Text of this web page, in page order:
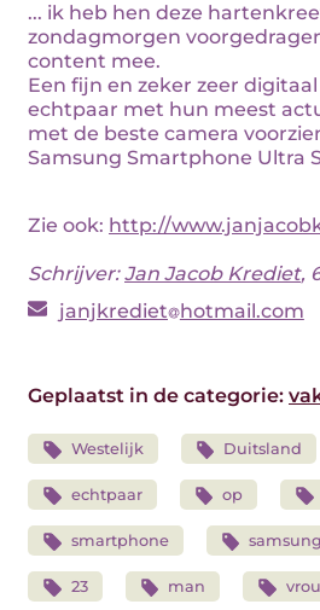
... ik heb hen deze
zondagmorgen
content mee.
Een fijn en zeker zeer
echtpaar met hun meest
met de beste camera
Samsung Smartphone Ultra S
Zie ook: http://
Schrijver:Jan Jacob Krediet,
janjkrediet hotmail.com
Geplaatst in de categorie:
Westelijk Duitsland
echtpaar op
smartphone samsung
23 man